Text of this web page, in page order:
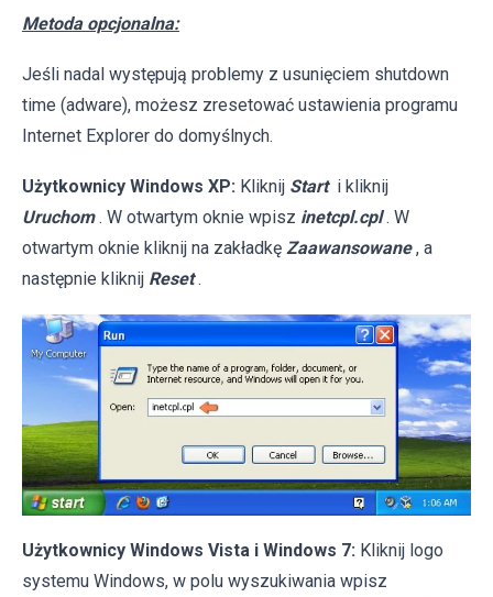
Metoda opcjonalna:
Jeśli nadal występują problemy z usunięciem shutdown
time (adware), możesz zresetować ustawienia programu
Internet Explorer do domyślnych.
Użytkownicy Windows XP: Kliknij Start i kliknij
Uruchom . W otwartym oknie wpisz inetcpl.cpl . W
otwartym oknie kliknij na zakładkę Zaawansowane , a
następnie kliknij Reset .
Użytkownicy Windows Vista i Windows 7: Kliknij logo
systemu Windows, w polu wyszukiwania wpisz